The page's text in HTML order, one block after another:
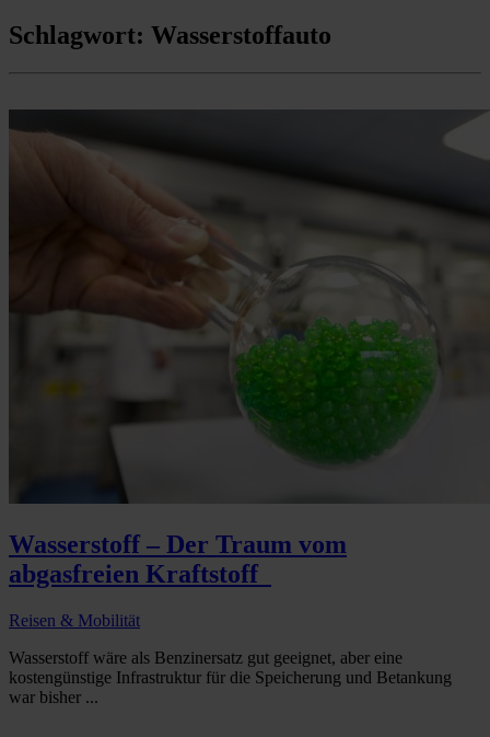
Schlagwort: Wasserstoffauto
Wasserstoff – Der Traum vom
abgasfreien Kraftstoff
Reisen & Mobilität
Wasserstoff wäre als Benzinersatz gut geeignet, aber eine
kostengünstige Infrastruktur für die Speicherung und Betankung
war bisher ...